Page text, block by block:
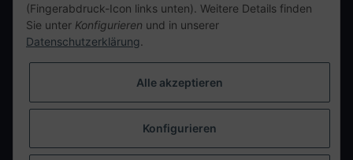
tweet
teilen
Vertrag widerrufen
(Fingerabdruck-Icon links unten). Weitere Details finden
Sie unter Konfigurieren und in unserer
Datenschutzerklärung.
Alle akzeptieren
Konfigurieren